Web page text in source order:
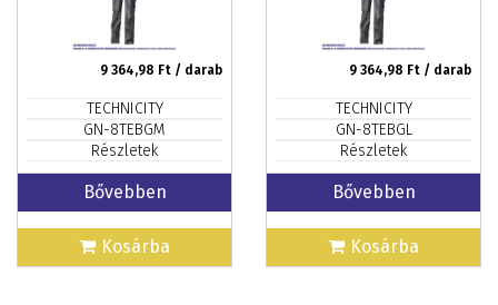
9 364,98 Ft / darab
TECHNICITY
GN-8TEBGM
Részletek
Bővebben
Kosárba
9 364,98 Ft / darab
TECHNICITY
GN-8TEBGL
Részletek
Bővebben
Kosárba